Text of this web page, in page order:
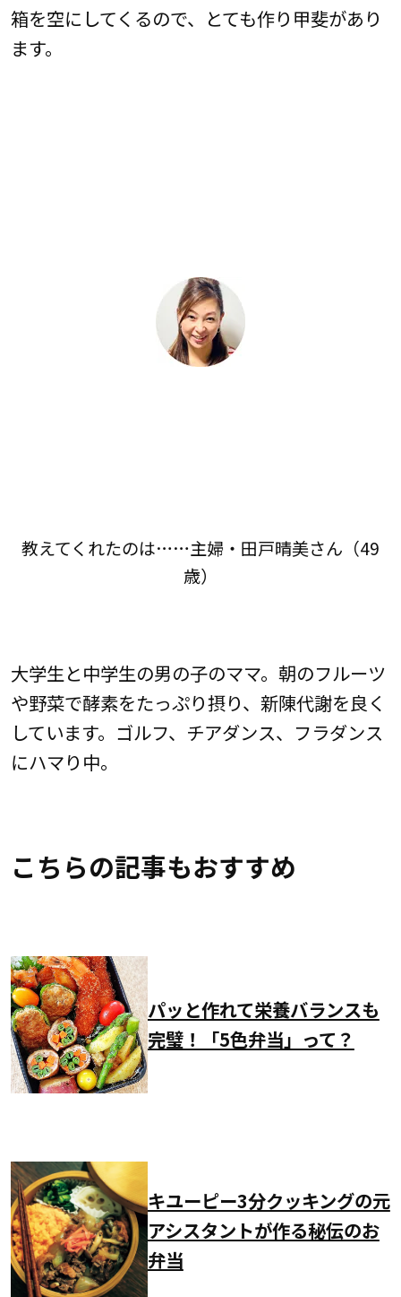
箱を空にしてくるので、とても作り甲斐があり
ます。
教えてくれたのは……主婦・田戸晴美さん（49
歳）
大学生と中学生の男の子のママ。朝のフルーツ
や野菜で酵素をたっぷり摂り、新陳代謝を良く
しています。ゴルフ、チアダンス、フラダンス
にハマり中。
こちらの記事もおすすめ
パッと作れて栄養バランスも
完璧！「5色弁当」って？
キユーピー3分クッキングの元
アシスタントが作る秘伝のお
弁当